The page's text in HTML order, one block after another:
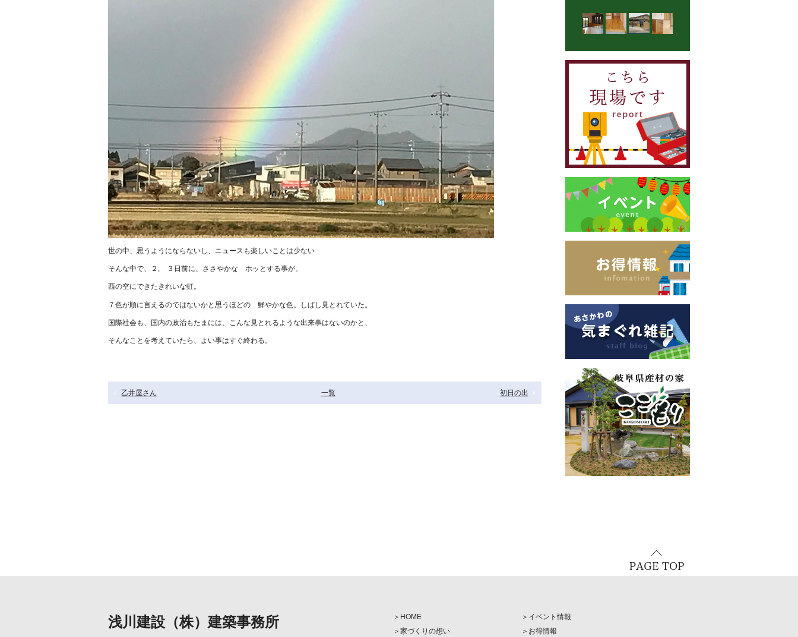
世の中、思うようにならないし、ニュースも楽しいことは少ない
そんな中で、２, ３日前に、ささやかな ホッとする事が。
西の空にできたきれいな虹。
７色が順に言えるのではないかと思うほどの 鮮やかな色。しばし見とれていた。
国際社会も、国内の政治もたまには、こんな見とれるような出来事はないのかと、
そんなことを考えていたら、よい事はすぐ終わる。
乙井屋さん 初日の出
一覧
浅川建設（株）建築事務所
HOME
家づくりの想い
イベント情報
お得情報